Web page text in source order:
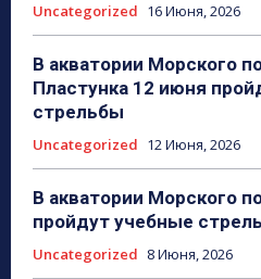
Uncategorized 16 Июня, 2026
В акватории Морского
Пластунка 12 июня
стрельбы
Uncategorized 12 Июня, 2026
В акватории Морского
пройдут учебные
Uncategorized 8 Июня, 2026